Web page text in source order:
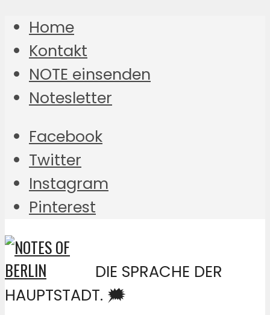
Home
Kontakt
NOTE einsenden
Notesletter
Facebook
Twitter
Instagram
Pinterest
DIE SPRACHE DER
HAUPTSTADT. 🗯️